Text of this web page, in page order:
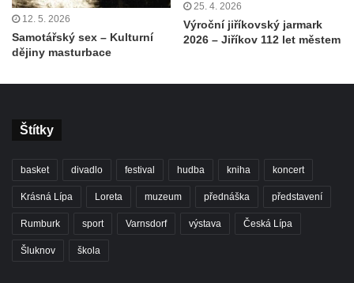
12. 5. 2026
Samotářský sex – Kulturní
dějiny masturbace
25. 4. 2026
Výroční jiříkovský jarmark
2026 – Jiříkov 112 let městem
Štítky
basket divadlo festival hudba kniha koncert
Krásná Lípa Loreta muzeum přednáška představení
Rumburk sport Varnsdorf výstava Česká Lípa
Šluknov škola